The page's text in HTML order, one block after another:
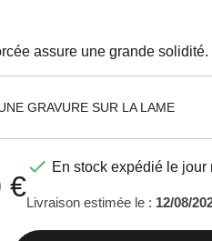
assure une grande solidité.
GRAVURE SUR LA LAME
€
 En stock expédié le jour
Livraison estimée le : 12/08/